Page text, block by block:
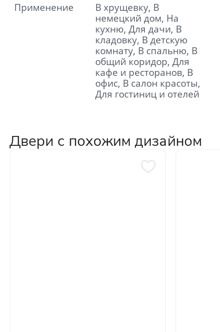
Применение
В хрущевку, В
немецкий дом, На
кухню, Для дачи, В
кладовку, В детскую
комнату, В спальню, В
общий коридор, Для
кафе и ресторанов, В
офис, В салон красоты,
Для гостиниц и отелей
Двери с похожим дизайном